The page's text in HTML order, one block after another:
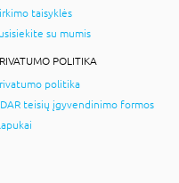
taisyklės
su mumis
POLITIKA
politika
teisių įgyvendinimo formos